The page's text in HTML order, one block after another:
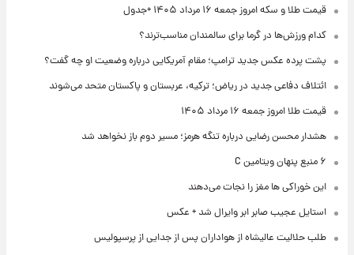
قیمت طلا و سکه امروز جمعه ۱۶ مرداد ۱۴۰۵ +جدول
کدام ورزش‌ها در گرما برای سالمندان مناسب‌ترند؟
پشت پرده عکس جدید ترامپ؛ مقام آمریکایی درباره وضعیت او چه گفت؟
ائتلاف دفاعی جدید در ریاض؛ ترکیه، عربستان و پاکستان متحد می‌شوند
قیمت طلا امروز جمعه ۱۶ مرداد ۱۴۰۵
هشدار محسن رضایی درباره تنگه هرمز؛ مسیر دوم باز نخواهد شد
۶ منبع پنهان ویتامین C
این خوراکی ها مغز را نجات می‌دهند
استایل عجیب صابر ابر وایرال شد + عکس
طلب حلالیت عالیشاه از هواداران پس از جدایی از پرسپولیس